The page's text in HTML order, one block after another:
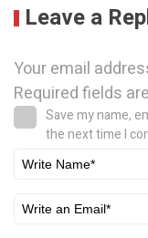
Leave a
Your email
Required fields
Save my name,
the next time I